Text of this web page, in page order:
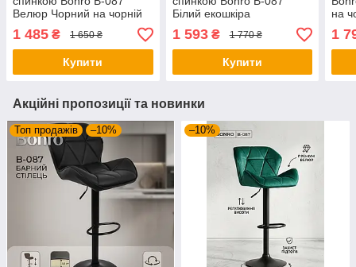
Велюр Чорний на чорній
основі для кухні та кафе
1 485 ₴ 1 650 ₴
Купити
Білий екошкіра
(регульований для кухні та
кафе)
1 593₴ 1 770 ₴
Купити
на
1
Акційні пропозиції та новинки
Топ продажів –10% –10%